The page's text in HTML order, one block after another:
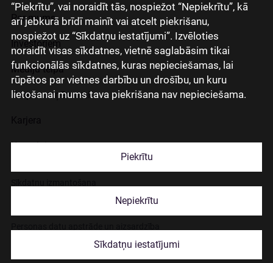
“Piekrītu”, vai noraidīt tās, nospiežot “Nepiekrītu”, kā
arī jebkurā brīdī mainīt vai atcelt piekrišanu,
nospiežot uz “Sīkdatņu iestatījumi”. Izvēloties
noraidīt visas sīkdatnes, vietnē saglabāsim tikai
funkcionālās sīkdatnes, kuras nepieciešamas, lai
rūpētos par vietnes darbību un drošību, un kuru
lietošanai mums tava piekrišana nav nepieciešama.
Piekrītu
Nepiekrītu
Sīkdatņu iestatījumi
Par mums
Investoriem
Mediju telpa
Grupas uzņēmumi
Kontakti
© 2026 Citadele Group